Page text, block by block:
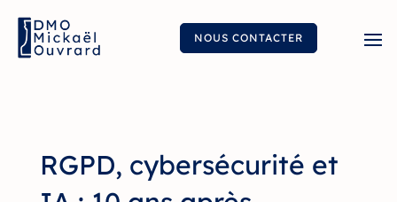
NOUS CONTACTER
RGPD, cybersécurité et